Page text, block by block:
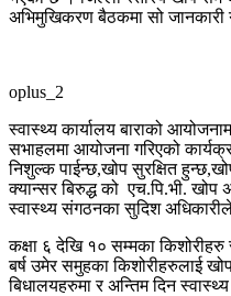
अभिमुखिकरण बैठकमा सो जानकारी
oplus_2
स्वास्थ्य कार्यालय बाराको
सभाहलमा आयोजना गरिएको
निशुल्क पाईन्छ,खोप सुरक्षित
क्यान्सर बिरुद्ध को एच.पि.भी.
स्वास्थ्य संगठनका सुदिश
कक्षा ६ देखि १० सम्मका किशोरीहरु
बर्ष उमेर समुहका किशोरीहरुलाई
बिधालयहरुमा र अन्तिम दिन